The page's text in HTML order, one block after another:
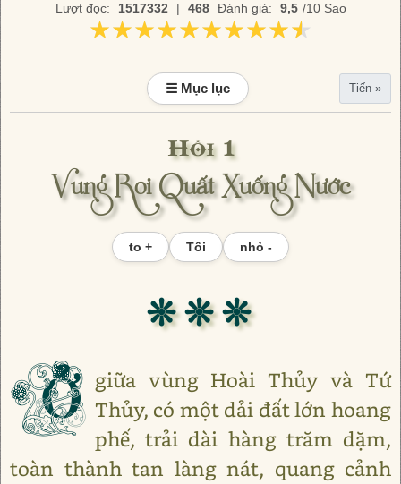
Lượt đọc: 1517332 | 468 Đánh giá: 9,5 /10 Sao
★★★★★★★★★★
★★★★★★★★★★
☰ Mục lục Tiến »
Hồi 1
Vung Roi Quất Xuống Nước
to + Tối nhỏ -
❊ ❊ ❊
Ở giữa vùng Hoài Thủy và Tứ
Thủy, có một dải đất lớn hoang
phế, trải dài hàng trăm dặm,
toàn thành tan làng nát, quang cảnh